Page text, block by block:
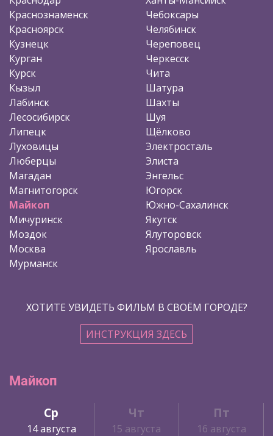
Краснознаменск
Красноярск
Кузнецк
Курган
Курск
Кызыл
Лабинск
Лесосибирск
Липецк
Луховицы
Люберцы
Магадан
Магнитогорск
Майкоп
Мичуринск
Моздок
Москва
Мурманск
Чебоксары
Челябинск
Череповец
Черкесск
Чита
Шатура
Шахты
Шуя
Щёлково
Электросталь
Элиста
Энгельс
Югорск
Южно-Сахалинск
Якутск
Ялуторовск
Ярославль
ХОТИТЕ УВИДЕТЬ ФИЛЬМ В СВОЁМ ГОРОДЕ?
ИНСТРУКЦИЯ ЗДЕСЬ
Майкоп
Ср
14 августа
Чт
15 августа
Пт
16 августа